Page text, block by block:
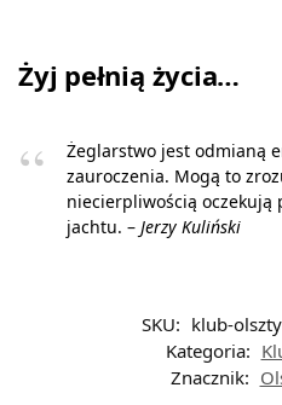
Żyj pełnią życia…
Żeglarstwo jest odmianą
zauroczenia. Mogą to
niecierpliwością oczekują
jachtu. – Jerzy Kuliński
SKU: klub-
Kategoria:
Znacznik: